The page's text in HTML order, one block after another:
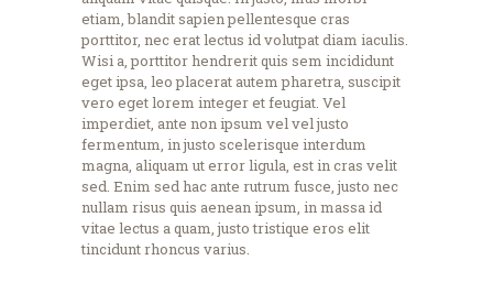
etiam, blandit sapien pellentesque cras
porttitor, nec erat lectus id volutpat diam iaculis.
Wisi a, porttitor hendrerit quis sem incididunt
eget ipsa, leo placerat autem pharetra, suscipit
vero eget lorem integer et feugiat. Vel
imperdiet, ante non ipsum vel vel justo
fermentum, in justo scelerisque interdum
magna, aliquam ut error ligula, est in cras velit
sed. Enim sed hac ante rutrum fusce, justo nec
nullam risus quis aenean ipsum, in massa id
vitae lectus a quam, justo tristique eros elit
tincidunt rhoncus varius.